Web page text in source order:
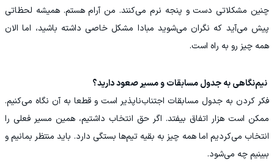
چنین مشکلاتی دست و پنجه نرم می‌کنند. من آرام هستم. همیشه لحظاتی
پیش می‌آید که نگران می‌شوید مبادا مشکل خاصی داشته باشید، اما الان
همه چیز رو به راه است.
‏ نیم‌نگاهی به جدول مسابقات و مسیر صعود دارید؟
فکر کردن به جدول مسابقات اجتناب‌ناپذیر است و قطعا به آن نگاه می‌کنیم.
ممکن است هزار اتفاق بیفتد. اگر حق انتخاب داشتیم، همین مسیر فعلی را
انتخاب می‌کردیم اما همه چیز به بقیه تیم‌ها بستگی دارد. باید منتظر بمانیم و
ببینیم چه می‌شود.